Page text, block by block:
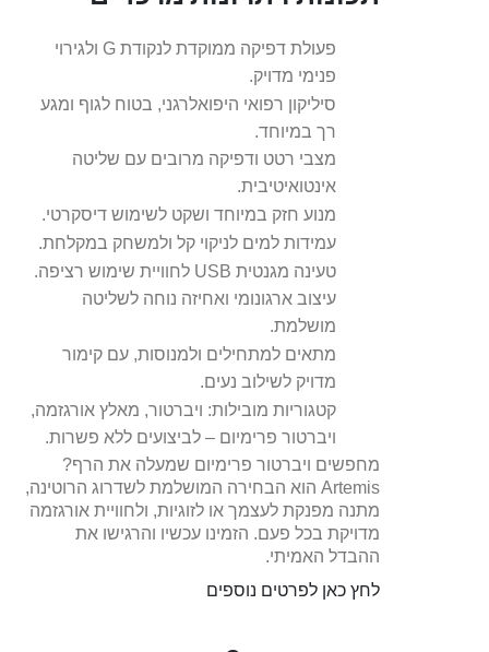
פעולת דפיקה ממוקדת לנקודת G ולגירוי
פנימי מדויק.
סיליקון רפואי היפואלרגני, בטוח לגוף ומגע
רך במיוחד.
מצבי רטט ודפיקה מרובים עם שליטה
אינטואיטיבית.
מנוע חזק במיוחד ושקט לשימוש דיסקרטי.
עמידות למים לניקוי קל ולמשחק במקלחת.
טעינה מגנטית USB לחוויית שימוש רציפה.
עיצוב ארגונומי ואחיזה נוחה לשליטה
מושלמת.
מתאים למתחילים ולמנוסות, עם קימור
מדויק לשילוב נעים.
קטגוריות מובילות: ויברטור, מאלץ אורגזמה,
ויברטור פרימיום – לביצועים ללא פשרות.
מחפשים ויברטור פרימיום שמעלה את הרף?
Artemis הוא הבחירה המושלמת לשדרוג הרוטינה,
מתנה מפנקת לעצמך או לזוגיות, ולחוויית אורגזמה
מדויקת בכל פעם. הזמינו עכשיו והרגישו את
ההבדל האמיתי.
לחץ כאן לפרטים נוספים